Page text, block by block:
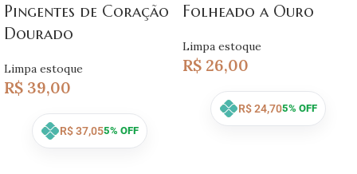
Pingentes de Coração
Dourado
Limpa estoque
R$ 39,00
R$37,055% OFF
Folheado a Ouro
Limpa estoque
R$ 26,00
R$24,705% OFF